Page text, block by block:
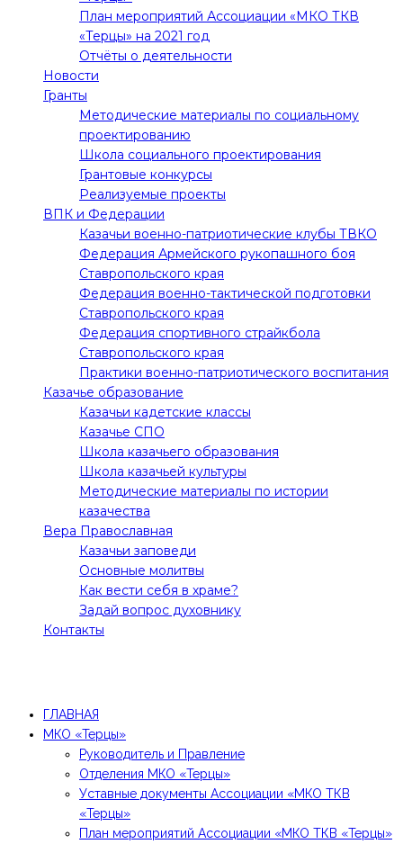
План мероприятий Ассоциации «МКО ТКВ
«Терцы» на 2021 год
Отчёты о деятельности
Новости
Гранты
Методические материалы по социальному
проектированию
Школа социального проектирования
Грантовые конкурсы
Реализуемые проекты
ВПК и Федерации
Казачьи военно-патриотические клубы ТВКО
Федерация Армейского рукопашного боя
Ставропольского края
Федерация военно-тактической подготовки
Ставропольского края
Федерация спортивного страйкбола
Ставропольского края
Практики военно-патриотического воспитания
Казачье образование
Казачьи кадетские классы
Казачье СПО
Школа казачьего образования
Школа казачьей культуры
Методические материалы по истории
казачества
Вера Православная
Казачьи заповеди
Основные молитвы
Как вести себя в храме?
Задай вопрос духовнику
Контакты
ГЛАВНАЯ
МКО «Терцы»
Руководитель и Правление
Отделения МКО «Терцы»
Уставные документы Ассоциации «МКО ТКВ
«Терцы»
План мероприятий Ассоциации «МКО ТКВ «Терцы»